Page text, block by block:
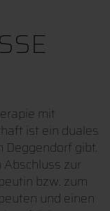
mit
ist ein duales
Deggendorf gibt.
zur
bzw. zum
und einen